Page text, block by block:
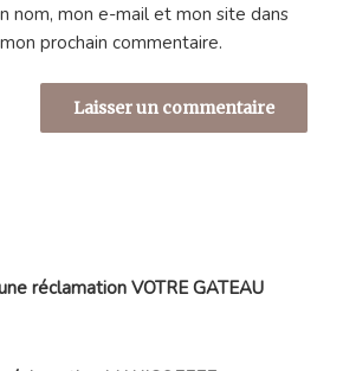
nom, mon e-mail et mon site dans
prochain commentaire.
réclamation VOTRE GATEAU